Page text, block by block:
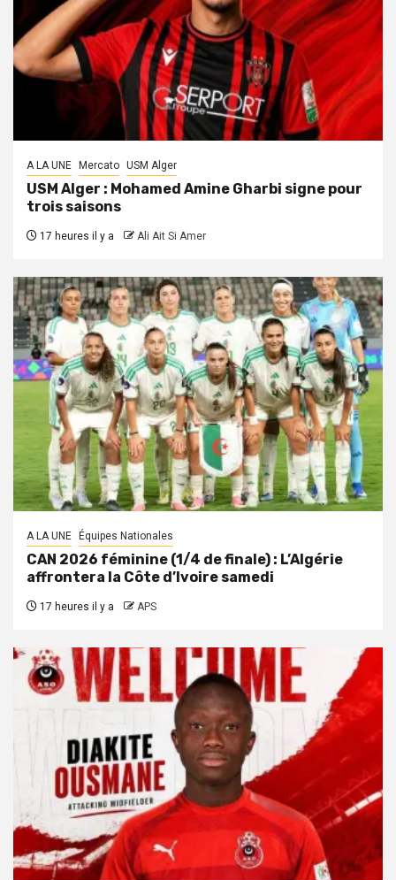
A LA UNE Mercato USM Alger
USM Alger : Mohamed Amine Gharbi signe pour
trois saisons
17 heures il y a Ali Ait Si Amer
A LA UNE Équipes Nationales
CAN 2026 féminine (1/4 de finale) : L’Algérie
affrontera la Côte d’Ivoire samedi
17 heures il y a APS